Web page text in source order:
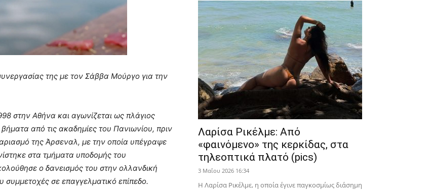
της με τον Σάββα Μούργο για την
στην Αθήνα και αγωνίζεται ως πλάγιος
από τις ακαδημίες του Πανιωνίου, πριν
της Άρσεναλ, με την οποία υπέγραψε
στα τμήματα υποδομής του
ο δανεισμός του στην ολλανδική
σε επαγγελματικό επίπεδο.
Λαρίσα Ρικέλμε: Από
«φαινόμενο» της κερκίδας, στα
τηλεοπτικά πλατό (pics)
3 Μαΐου 2026 16:34
Η Λαρίσα Ρικέλμε, η οποία έγινε παγκοσμίως διάσημη